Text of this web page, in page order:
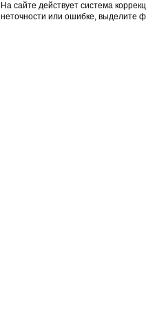
На сайте действует система
неточности или ошибке, выделите